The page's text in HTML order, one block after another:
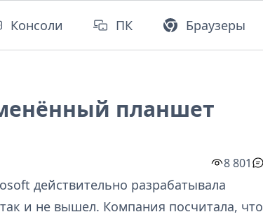
Консоли ПК Браузеры
планшет
8 801
действительно разрабатывала
и не вышел. Компания посчитала, что